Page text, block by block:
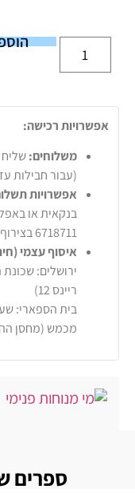
אפשרויות רכישה:
משלוחים:
(עבור חבילות עד 20
אפשרויות
6718711 בצירוף מספר הזמנה).
איסוף עצמי
ירושלים:
ריינס 12)
בית הספארי:
מכמש (מחסן
ספרים